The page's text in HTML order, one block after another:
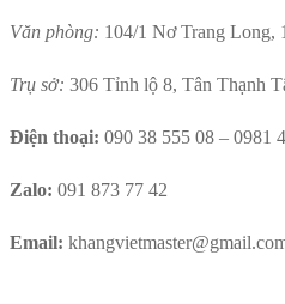
Văn phòng: 104/1 Nơ Trang Long,
Trụ sở: 306 Tỉnh lộ 8, Tân Thạnh
Điện thoại: 090 38 555 08 – 0981
Zalo: 091 873 77 42
Email: